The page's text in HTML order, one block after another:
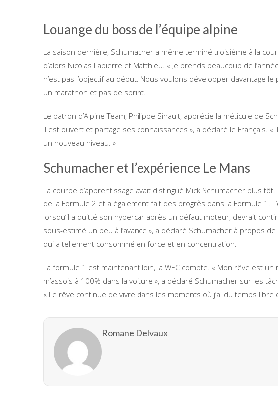
Louange du boss de l’équipe alpine
La saison dernière, Schumacher a même terminé troisième à la
d’alors Nicolas Lapierre et Matthieu. « Je prends beaucoup de
n’est pas l’objectif au début. Nous voulons développer davantage
un marathon et pas de sprint.
Le patron d’Alpine Team, Philippe Sinault, apprécie la méticule de
Il est ouvert et partage ses connaissances », a déclaré le Français.
un nouveau niveau. »
Schumacher et l’expérience Le Mans
La courbe d’apprentissage avait distingué Mick Schumacher plus
de la Formule 2 et a également fait des progrès dans la Formule 1.
lorsqu’il a quitté son hypercar après un défaut moteur, devrait
sous-estimé un peu à l’avance », a déclaré Schumacher à propos
qui a tellement consommé en force et en concentration.
La formule 1 est maintenant loin, la WEC compte. « Mon rêve est
m’assois à 100% dans la voiture », a déclaré Schumacher sur les
« Le rêve continue de vivre dans les moments où j’ai du temps libre
Romane Delvaux